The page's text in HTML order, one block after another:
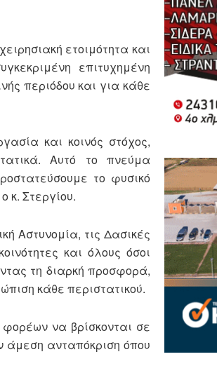
ετοιμότητα και
επιτυχημένη
περιόδου και για κάθε
και κοινός στόχος,
Αυτό το πνεύμα
το φυσικό
κ. Στεργίου.
Αστυνομία, τις Δασικές
και όλους όσοι
τη διαρκή προσφορά,
κάθε περιστατικού.
να βρίσκονται σε
άμεση ανταπόκριση όπου